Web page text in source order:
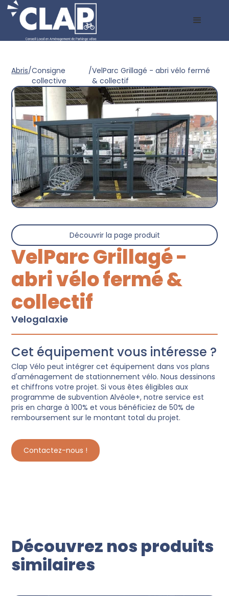
Abris/Consigne
collective
/VelParc Grillagé - abri vélo fermé
& collectif
Découvrir la page produit
VelParc Grillagé -
abri vélo fermé &
collectif
Velogalaxie
Cet équipement vous intéresse ?
Clap Vélo peut intégrer cet équipement dans vos plans
d'aménagement de stationnement vélo. Nous dessinons
et chiffrons votre projet. Si vous êtes éligibles aux
programme de subvention Alvéole+, notre service est
pris en charge à 100% et vous bénéficiez de 50% de
remboursement sur le montant total du projet.
Contactez-nous !
Découvrez nos produits
similaires